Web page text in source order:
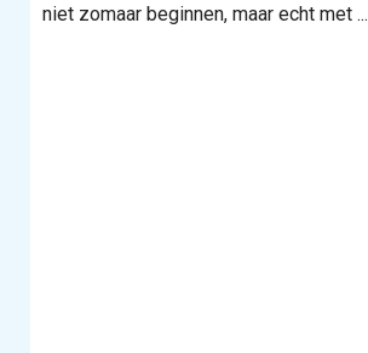
niet zomaar beginnen, maar echt met ...